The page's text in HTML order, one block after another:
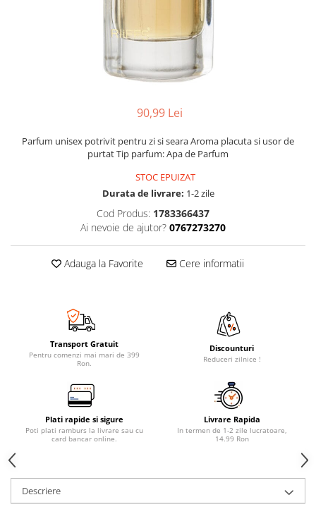
90,99 Lei
Parfum unisex potrivit pentru zi si seara Aroma placuta si usor de
purtat Tip parfum: Apa de Parfum
STOC EPUIZAT
Durata de livrare: 1-2 zile
Cod Produs: 1783366437
Ai nevoie de ajutor? 0767273270
Adauga la Favorite Cere informatii
Transport Gratuit
Pentru comenzi mai mari de 399
Ron.
Discounturi
Reduceri zilnice !
Plati rapide si sigure
Poti plati ramburs la livrare sau cu
card bancar online.
Livrare Rapida
In termen de 1-2 zile lucratoare,
14.99 Ron
Descriere